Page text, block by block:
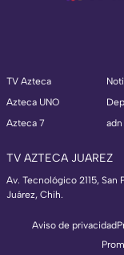
TV Azteca
Azteca UNO
Azteca 7
TV AZTECA JUAREZ
Av. Tecnológico 2115, San
Juárez, Chih.
Aviso de privacidad